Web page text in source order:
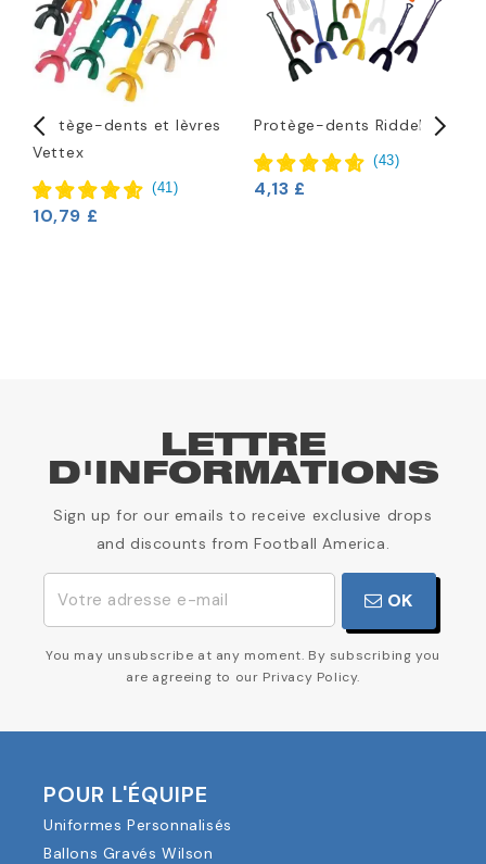
Protège-dents et lèvres
Vettex
(41 )
10,79 £
Protège-dents Riddell
(43)
4,13 £
LETTRE
D'INFORMATIONS
Sign up for our emails to receive exclusive drops
and discounts from Football America.
OK
You may unsubscribe at any moment. By subscribing you
are agreeing to our Privacy Policy.
POUR L'ÉQUIPE
Uniformes Personnalisés
Ballons Gravés Wilson